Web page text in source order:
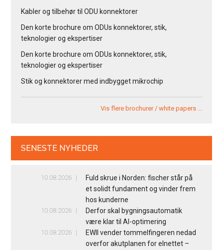
Kabler og tilbehør til ODU konnektorer
Den korte brochure om ODUs konnektorer, stik,
teknologier og ekspertiser
Den korte brochure om ODUs konnektorer, stik,
teknologier og ekspertiser
Stik og konnektorer med indbygget mikrochip
Vis flere brochurer / white papers …
SENESTE NYHEDER
10.08.2026
Fuld skrue i Norden: fischer står på
et solidt fundament og vinder frem
hos kunderne
10.08.2026
Derfor skal bygningsautomatik
være klar til AI-optimering
10.08.2026
EWII vender tommelfingeren nedad
overfor akutplanen for elnettet –